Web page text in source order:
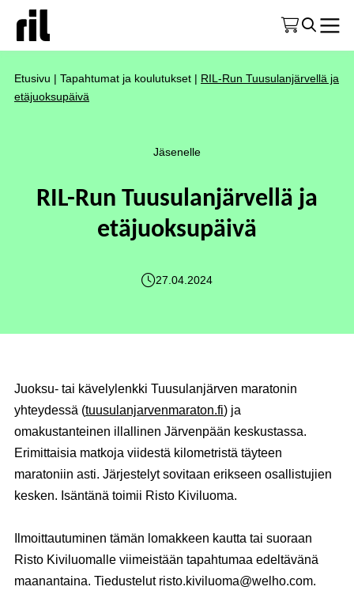
Etusivu | Tapahtumat ja koulutukset | RIL-Run Tuusulanjärvellä ja
etäjuoksupäivä
Jäsenelle
RIL-Run Tuusulanjärvellä ja
etäjuoksupäivä
27.04.2024
Juoksu- tai kävelylenkki Tuusulanjärven maratonin
yhteydessä (tuusulanjarvenmaraton.fi) ja
omakustanteinen illallinen Järvenpään keskustassa.
Erimittaisia matkoja viidestä kilometristä täyteen
maratoniin asti. Järjestelyt sovitaan erikseen osallistujien
kesken. Isäntänä toimii Risto Kiviluoma.
Ilmoittautuminen tämän lomakkeen kautta tai suoraan
Risto Kiviluomalle viimeistään tapahtumaa edeltävänä
maanantaina. Tiedustelut risto.kiviluoma@welho.com.